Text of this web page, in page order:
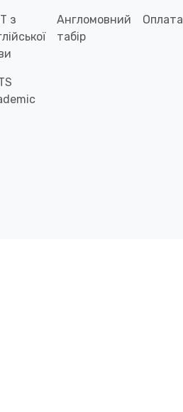
з
Англомовний
табір
Оплата